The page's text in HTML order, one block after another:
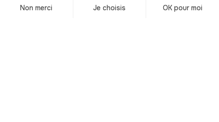
reliques et demeure un lieu de grande